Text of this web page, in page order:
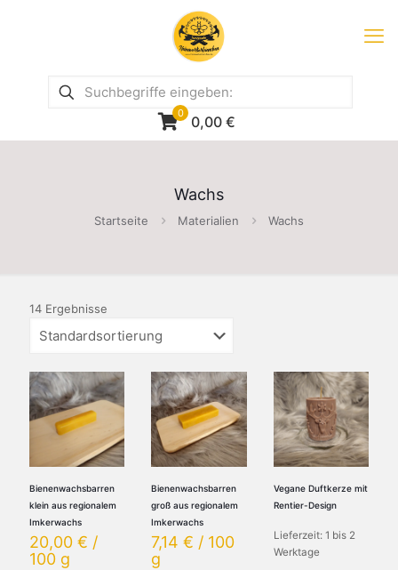
0 0,00 €
Wachs
Startseite Materialien Wachs
14 Ergebnisse
Bienenwachsbarren
klein aus regionalem
Imkerwachs
20,00 € /
100 g
Bienenwachsbarren
groß aus regionalem
Imkerwachs
7,14€ / 100
g
Vegane Duftkerze mit
Rentier-Design
Lieferzeit: 1 bis 2
Werktage